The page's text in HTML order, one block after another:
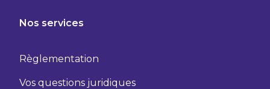
Nos services
Règlementation
Vos questions juridiques